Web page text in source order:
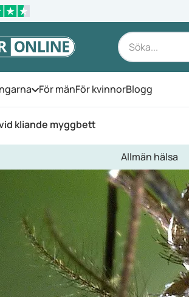
Öppna menyn
För mänFör kvinnorBlogg
kliande myggbett
Allmän hälsa